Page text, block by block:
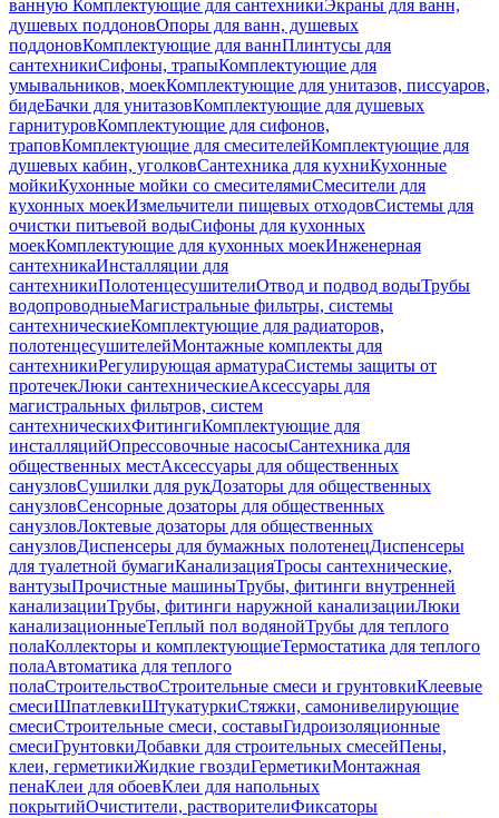
ванную Комплектующие для сантехникиЭкраны для ванн,
душевых поддоновОпоры для ванн, душевых
поддоновКомплектующие для ваннПлинтусы для
сантехникиСифоны, трапыКомплектующие для
умывальников, моекКомплектующие для унитазов, писсуаров,
бидеБачки для унитазовКомплектующие для душевых
гарнитуровКомплектующие для сифонов,
траповКомплектующие для смесителейКомплектующие для
душевых кабин, уголковСантехника для кухниКухонные
мойкиКухонные мойки со смесителямиСмесители для
кухонных моекИзмельчители пищевых отходовСистемы для
очистки питьевой водыСифоны для кухонных
моекКомплектующие для кухонных моекИнженерная
сантехникаИнсталляции для
сантехникиПолотенцесушителиОтвод и подвод водыТрубы
водопроводныеМагистральные фильтры, системы
сантехническиеКомплектующие для радиаторов,
полотенцесушителейМонтажные комплекты для
сантехникиРегулирующая арматураСистемы защиты от
протечекЛюки сантехническиеАксессуары для
магистральных фильтров, систем
сантехническихФитингиКомплектующие для
инсталляцийОпрессовочные насосыСантехника для
общественных местАксессуары для общественных
санузловСушилки для рукДозаторы для общественных
санузловСенсорные дозаторы для общественных
санузловЛоктевые дозаторы для общественных
санузловДиспенсеры для бумажных полотенецДиспенсеры
для туалетной бумагиКанализацияТросы сантехнические,
вантузыПрочистные машиныТрубы, фитинги внутренней
канализацииТрубы, фитинги наружной канализацииЛюки
канализационныеТеплый пол водянойТрубы для теплого
полаКоллекторы и комплектующиеТермостатика для теплого
полаАвтоматика для теплого
полаСтроительствоСтроительные смеси и грунтовкиКлеевые
смесиШпатлевкиШтукатуркиСтяжки, самонивелирующие
смесиСтроительные смеси, составыГидроизоляционные
смесиГрунтовкиДобавки для строительных смесейПены,
клеи, герметикиЖидкие гвоздиГерметикиМонтажная
пенаКлеи для обоевКлеи для напольных
покрытийОчистители, растворителиФиксаторы